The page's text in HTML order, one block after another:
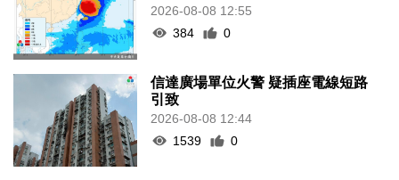
2026-08-08 12:55
384
0
信達廣場單位火警 疑插座電線短路
引致
2026-08-08 12:44
1539
0